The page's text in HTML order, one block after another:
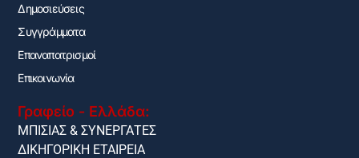
Δημοσιεύσεις
Συγγράμματα
Επαναπατρισμοί
Επικοινωνία
Γραφείο - Ελλάδα:
ΜΠΙΣΙΑΣ & ΣΥΝΕΡΓΑΤΕΣ
ΔΙΚΗΓΟΡΙΚΗ ΕΤΑΙΡΕΙΑ